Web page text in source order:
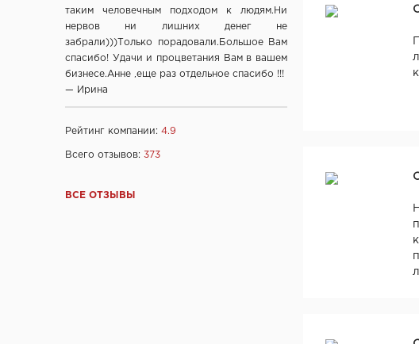
Компания "Веллдорис", г. Санкт-Петербург
Фабрика дверей "Ростра", Москва
"Халес", г. Сморгонь
"Акма", г. Санкт-Петербург
company "Fuaro", Италия
"Dariano", г. Ульяновск
"DOORWOOD", Республика Марий Эл
Ltd "AGB", Италия
таким человечным подходом к людям.Ни
нервов ни лишних денег не
забрали)))Только порадовали.Большое Вам
спасибо! Удачи и процветания Вам в вашем
бизнесе.Анне ,еще раз отдельное спасибо !!!
— Ирина
Рейтинг компании: 4.9
Всего отзывов: 373
ВСЕ ОТЗЫВЫ